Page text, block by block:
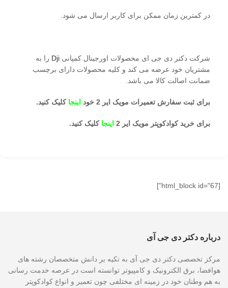
در کمترین زمان ممکن برای کاربر ارسال می شود.
شرکت دکتر دی جی ای محصولات اورجینال کمپانیDji را به
مشتریان خود عرضه می کند و کلیه محصولات دارای برچسب
ضمانت اصالت کالا می باشد.
برای ثبت سفارش تعمیرات مویک ایر 2 خود اینجا کلیک کنید.
برای خرید کوادکوپتر مویک ایر 2 اینجا کلیک کنید.
[html_block id="67"]
درباره دکتر دی جی آی
مرکز تخصصی دکتر دی جی آی به تکیه بر دانش متخصصان رشته های
هوافضا، برق الکترونیک و کامپیوتر توانسته است در عرصه خدمت رسانی
به هم وطنان خود در زمینه ای مختلفی چون تعمیر و انواع کوادکوپتر